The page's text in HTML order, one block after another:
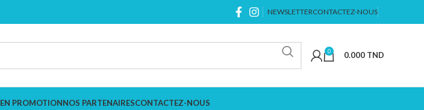
NEWSLETTERCONTACTEZ-NOUS
0 0.000 TND
EN PROMOTIONNOS PARTENAIRESCONTACTEZ-NOUS